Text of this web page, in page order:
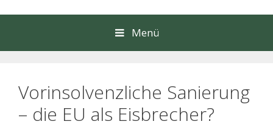
Menü
Vorinsolvenzliche Sanierung
– die EU als Eisbrecher?